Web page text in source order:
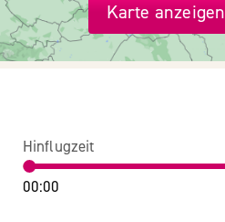
Karte anzeigen
Hinflugzeit
00:00